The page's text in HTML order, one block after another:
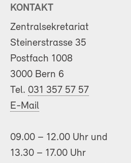
KONTAKT
Zentralsekretariat
Steinerstrasse 35
Postfach 1008
3000 Bern 6
Tel. 031 357 57 57
E-Mail
09.00 – 12.00 Uhr und
13.30 – 17.00 Uhr